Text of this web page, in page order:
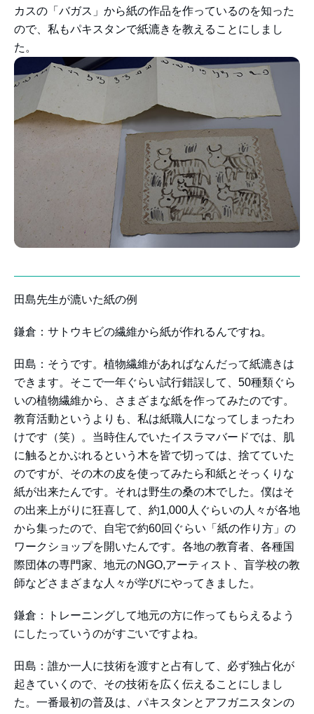
カスの「バガス」から紙の作品を作っているのを知った
ので、私もパキスタンで紙漉きを教えることにしまし
た。
田島先生が漉いた紙の例
鎌倉：サトウキビの繊維から紙が作れるんですね。
田島：そうです。植物繊維があればなんだって紙漉きは
できます。そこで一年ぐらい試行錯誤して、50種類ぐら
いの植物繊維から、さまざまな紙を作ってみたのです。
教育活動というよりも、私は紙職人になってしまったわ
けです（笑）。当時住んでいたイスラマバードでは、肌
に触るとかぶれるという木を皆で切っては、捨てていた
のですが、その木の皮を使ってみたら和紙とそっくりな
紙が出来たんです。それは野生の桑の木でした。僕はそ
の出来上がりに狂喜して、約1,000人ぐらいの人々が各地
から集ったので、自宅で約60回ぐらい「紙の作り方」の
ワークショップを開いたんです。各地の教育者、各種国
際団体の専門家、地元のNGO,アーティスト、盲学校の教
師などさまざまな人々が学びにやってきました。
鎌倉：トレーニングして地元の方に作ってもらえるよう
にしたっていうのがすごいですよね。
田島：誰か一人に技術を渡すと占有して、必ず独占化が
起きていくので、その技術を広く伝えることにしまし
た。一番最初の普及は、パキスタンとアフガニスタンの